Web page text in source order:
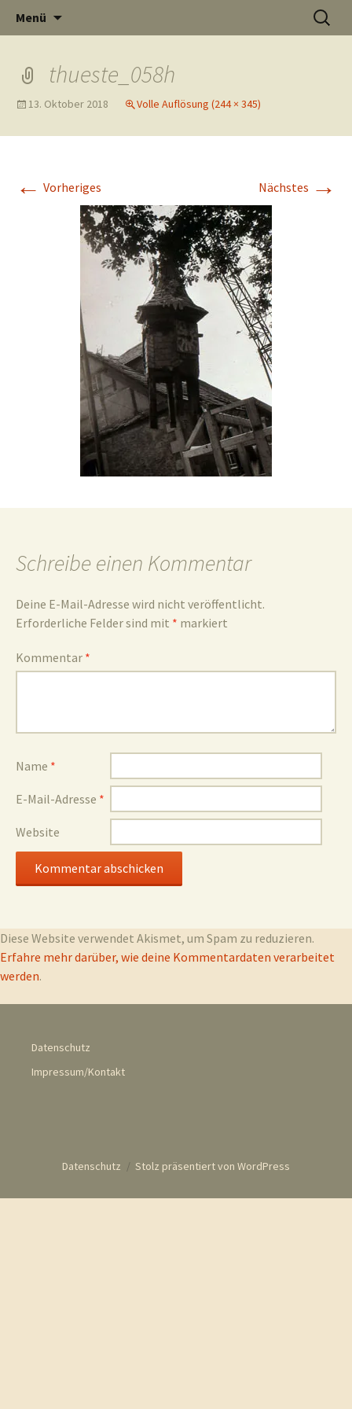
Thüste im
Internet
und
aus
und
Menü
Suchen
nach:
thueste_058h
13. Oktober 2018 Volle Auflösung (244 × 345)
← Vorheriges Nächstes →
Schreibe einen Kommentar
Deine E-Mail-Adresse wird nicht veröffentlicht.
Erforderliche Felder sind mit * markiert
Kommentar *
Name *
E-Mail-Adresse *
Website
Diese Website verwendet Akismet, um Spam zu reduzieren.
Erfahre mehr darüber, wie deine Kommentardaten verarbeitet
werden.
Datenschutz
Impressum/Kontakt
Datenschutz Stolz präsentiert von WordPress